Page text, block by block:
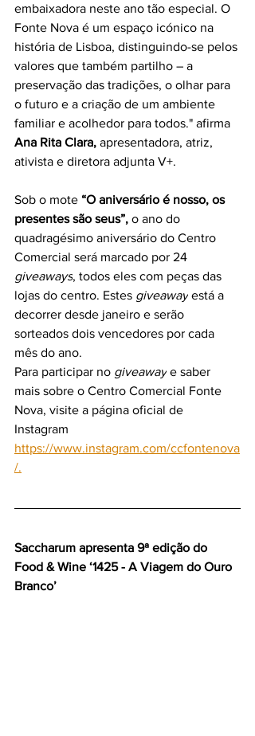
embaixadora neste ano tão especial. O
Fonte Nova é um espaço icónico na
história de Lisboa, distinguindo-se pelos
valores que também partilho – a
preservação das tradições, o olhar para
o futuro e a criação de um ambiente
familiar e acolhedor para todos." afirma
Ana Rita Clara, apresentadora, atriz,
ativista e diretora adjunta V+.
Sob o mote “O aniversário é nosso, os
presentes são seus”, o ano do
quadragésimo aniversário do Centro
Comercial será marcado por 24
giveaways, todos eles com peças das
lojas do centro. Estes giveaway está a
decorrer desde janeiro e serão
sorteados dois vencedores por cada
mês do ano.
Para participar no giveaway e saber
mais sobre o Centro Comercial Fonte
Nova, visite a página oficial de
Instagram
https://www.instagram.com/ccfontenova
/.
Saccharum apresenta 9ª edição do
Food & Wine ‘1425 - A Viagem do Ouro
Branco’